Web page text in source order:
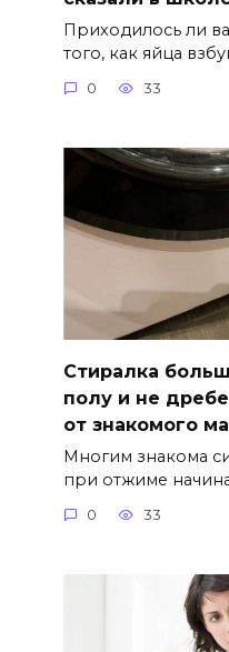
Приходилось ли
того, как яйца
0 33
Стиралка
полу и не
от знакомого
Многим знакома
при отжиме
0 33